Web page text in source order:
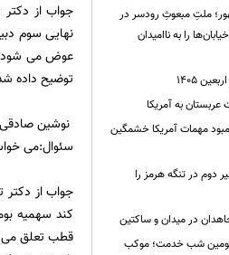
جواب از
توضیح داده
نوشین صادقی
سئوال:می
جواب از دکتر
ملتِ مبعوثِ رودسر در
را به ناامیدان
۱۴۰۵
به آمریکا
مهمات آمریکا خشمگین
دوم در تنگه هرمز را
در میدان و ساکتین
شب خدمت؛ موکب